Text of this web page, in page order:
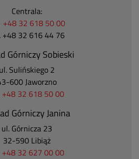
Centrala:
+48 32 618 50 00
+48 32 616 44 76
Górniczy Sobieski
ul. Sulińskiego 2
600 Jaworzno
+48 32 618 50 00
Górniczy Janina
ul. Górnicza 23
32-590 Libiąż
+48 32 627 00 00